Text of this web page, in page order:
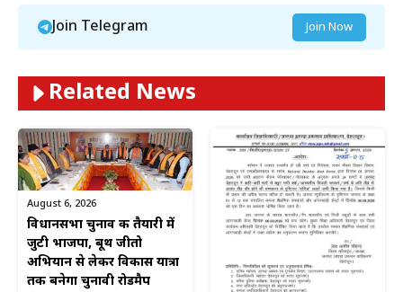
Join Telegram Join Now
Related News
August 6, 2026
विधानसभा चुनाव की तैयारी में
जुटी भाजपा, बूथ जीतो
अभियान से लेकर विकास यात्रा
तक बनेगा चुनावी रोडमैप